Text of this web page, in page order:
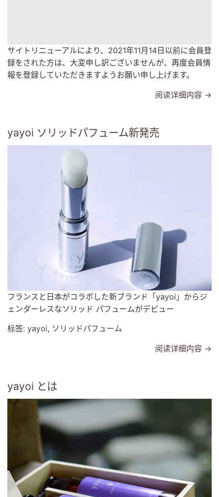
サイトリニューアルにより、2021年11月14日以前に会員登
録をされた方は、大変申し訳ございませんが、再度会員情
報を登録していただきますようお願い申し上げます。
阅读详细内容 →
yayoi ソリッドパフューム新発売
フランスと日本がコラボした新ブランド「 yayoi 」からジ
ェンダーレスなソリッド パフュームがデビュー
标签: yayoi, ソリッドパフューム
阅读详细内容 →
yayoi とは